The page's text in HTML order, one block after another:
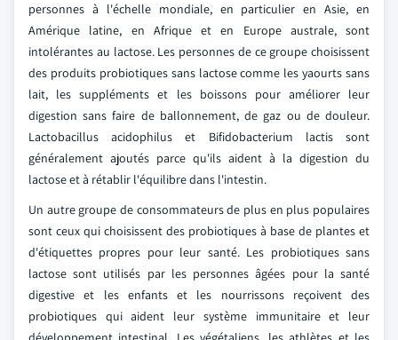
personnes à l'échelle mondiale, en particulier en Asie, en
Amérique latine, en Afrique et en Europe australe, sont
intolérantes au lactose. Les personnes de ce groupe choisissent
des produits probiotiques sans lactose comme les yaourts sans
lait, les suppléments et les boissons pour améliorer leur
digestion sans faire de ballonnement, de gaz ou de douleur.
Lactobacillus acidophilus et Bifidobacterium lactis sont
généralement ajoutés parce qu'ils aident à la digestion du
lactose et à rétablir l'équilibre dans l'intestin.
Un autre groupe de consommateurs de plus en plus populaires
sont ceux qui choisissent des probiotiques à base de plantes et
d'étiquettes propres pour leur santé. Les probiotiques sans
lactose sont utilisés par les personnes âgées pour la santé
digestive et les enfants et les nourrissons reçoivent des
probiotiques qui aident leur système immunitaire et leur